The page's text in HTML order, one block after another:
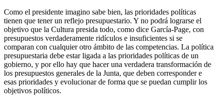
Como el presidente imagino sabe bien, las prioridades políticas
tienen que tener un reflejo presupuestario. Y no podrá lograrse el
objetivo que la Cultura presida todo, como dice García-Page, con
presupuestos verdaderamente ridículos e insuficientes si se
comparan con cualquier otro ámbito de las competencias. La política
presupuestaria debe estar ligada a las prioridades políticas de un
gobierno, y por ello hay que hacer una verdadera transformación de
los presupuestos generales de la Junta, que deben corresponder e
esas prioridades y evolucionar de forma que se puedan cumplir los
objetivos políticos.